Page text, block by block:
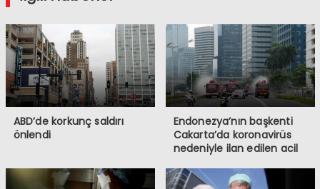
ABD’de korkunç saldırı
önlendi
Endonezya’nın başkenti
Cakarta’da koronavirüs
nedeniyle ilan edilen acil